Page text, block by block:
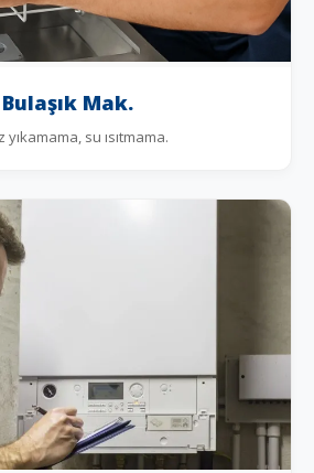
Bulaşık Mak.
yıkamama, su ısıtmama.